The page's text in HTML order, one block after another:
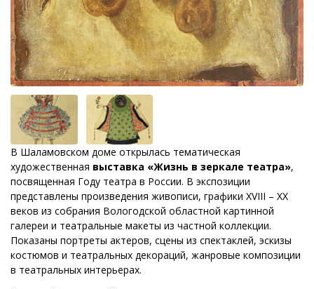
В Шаламовском доме открылась тематическая
художественная выставка «Жизнь в зеркале театра»,
посвященная Году театра в России. В экспозиции
представлены произведения живописи, графики XVIII – XX
веков из собрания Вологодской областной картинной
галереи и театральные макеты из частной коллекции.
Показаны портреты актеров, сцены из спектаклей, эскизы
костюмов и театральных декораций, жанровые композиции
в театральных интерьерах.